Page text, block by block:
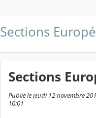
Sections
Sections
Publié le jeudi 12 novembre
10:01